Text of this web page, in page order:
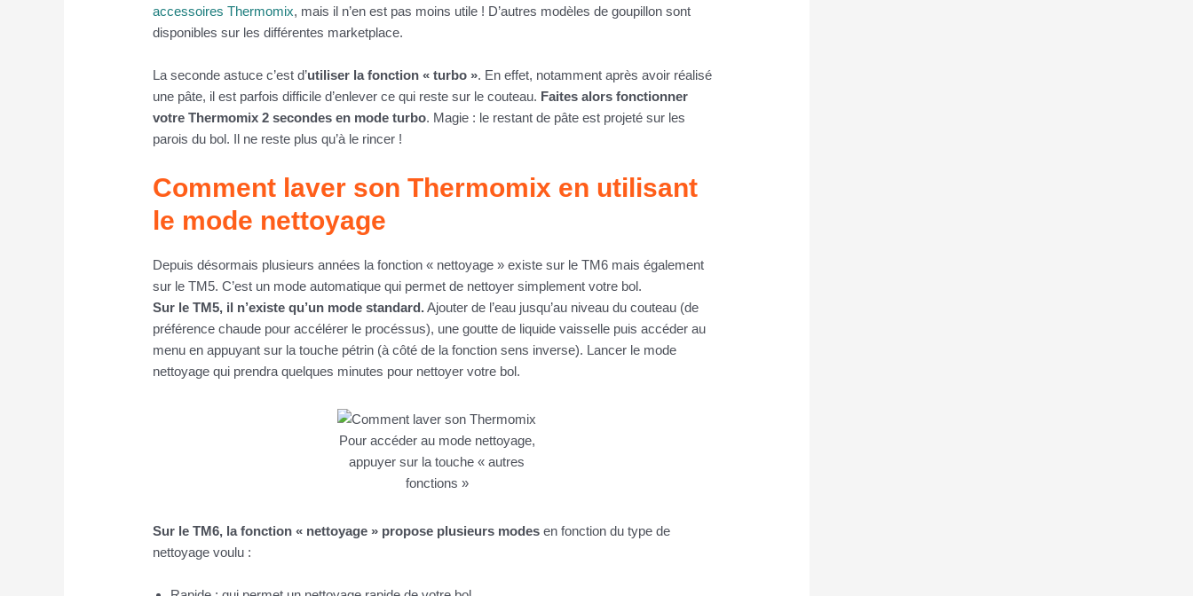
accessoires Thermomix, mais il n’en est pas moins utile ! D’autres modèles de goupillon sont
disponibles sur les différentes marketplace.
La seconde astuce c’est d’utiliser la fonction « turbo ». En effet, notamment après avoir réalisé
une pâte, il est parfois difficile d’enlever ce qui reste sur le couteau. Faites alors fonctionner
votre Thermomix 2 secondes en mode turbo. Magie : le restant de pâte est projeté sur les
parois du bol. Il ne reste plus qu’à le rincer !
Comment laver son Thermomix en utilisant
le mode nettoyage
Depuis désormais plusieurs années la fonction « nettoyage » existe sur le TM6 mais également
sur le TM5. C’est un mode automatique qui permet de nettoyer simplement votre bol.
Sur le TM5, il n’existe qu’un mode standard.Ajouter de l’eau jusqu’au niveau du couteau (de
préférence chaude pour accélérer le procéssus), une goutte de liquide vaisselle puis accéder au
menu en appuyant sur la touche pétrin (à côté de la fonction sens inverse). Lancer le mode
nettoyage qui prendra quelques minutes pour nettoyer votre bol.
Pour accéder au mode nettoyage,
appuyer sur la touche « autres
fonctions »
Sur le TM6, la fonction « nettoyage » propose plusieurs modes en fonction du type de
nettoyage voulu :